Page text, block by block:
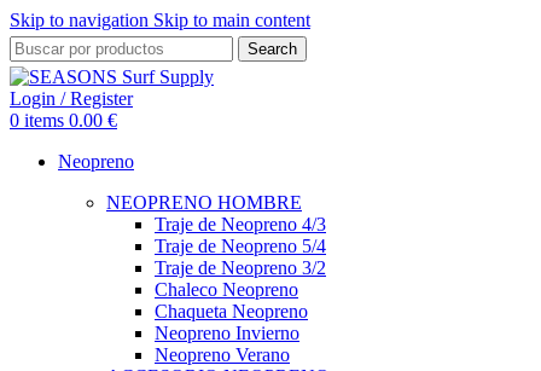
Skip to navigation Skip to main content
Search
Login / Register
0 items 0.00 €
Neopreno
NEOPRENO HOMBRE
Traje de Neopreno 4/3
Traje de Neopreno 5/4
Traje de Neopreno 3/2
Chaleco Neopreno
Chaqueta Neopreno
Neopreno Invierno
Neopreno Verano